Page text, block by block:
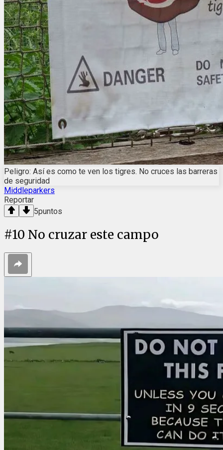
Peligro: Así es como te ven los tigres. No cruces las barreras
de seguridad
Middleparkers
Reportar
5puntos
#10 No cruzar este campo